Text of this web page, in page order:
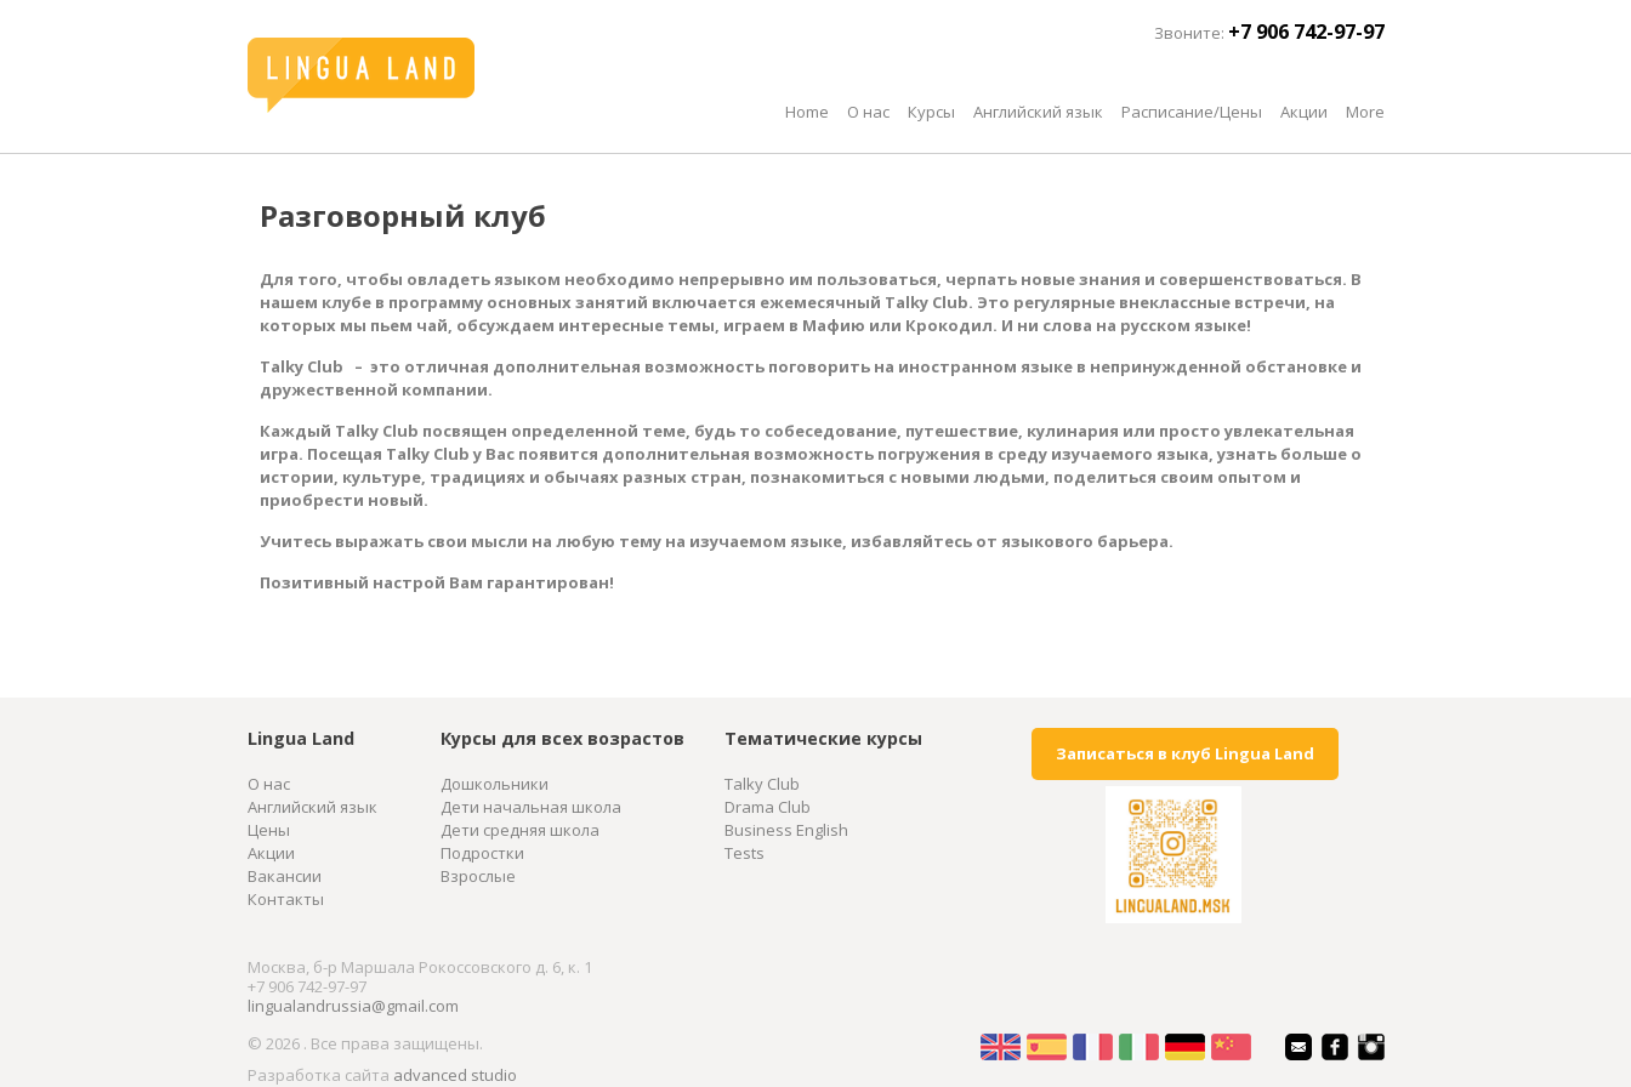
Звоните: +7 906 742-97-97
Home О нас Курсы Английский язык Расписание/Цены Акции More
Разговорный клуб
Для того, чтобы овладеть языком необходимо непрерывно им пользоваться, черпать новые знания и совершенствоваться. В
нашем клубе в программу основных занятий включается ежемесячный Talky Club. Это регулярные внеклассные встречи, на
которых мы пьем чай, обсуждаем интересные темы, играем в Мафию или Крокодил. И ни слова на русском языке!
Talky Club – это отличная дополнительная возможность поговорить на иностранном языке в непринужденной обстановке и
дружественной компании.
Каждый Talky Club посвящен определенной теме, будь то собеседование, путешествие, кулинария или просто увлекательная
игра. Посещая Talky Club у Вас появится дополнительная возможность погружения в среду изучаемого языка, узнать больше о
истории, культуре, традициях и обычаях разных стран, познакомиться с новыми людьми, поделиться своим опытом и
приобрести новый.
Учитесь выражать свои мысли на любую тему на изучаемом языке, избавляйтесь от языкового барьера.
Позитивный настрой Вам гарантирован!
Lingua Land
О нас
Английский язык
Цены
Акции
Вакансии
Контакты
Курсы для всех возрастов
Дошкольники
Дети начальная школа
Дети средняя школа
Подростки
Взрослые
Тематические курсы
Talky Club
Drama Club
Business English
Tests
Записаться в клуб Lingua Land
Москва, б-р Маршала Рокоссовского д. 6, к. 1
+7 906 742-97-97
lingualandrussia@gmail.com
© 2026 . Все права защищены.
Разработка сайта advanced studio